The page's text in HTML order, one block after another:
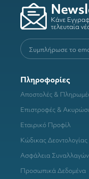
Κάνε
τελευταία
Πληροφορίες
Αποστολές &
Επιστροφές &
Εταιρικό Προφίλ
Κώδικας Δεοντολογίας
Ασφάλεια Συναλλαγών
Προσωπικά Δεδομένα